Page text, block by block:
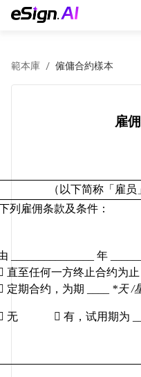
範本庫 / 僱傭合約樣本
雇
（以下简称「雇员
列雇佣条款及条件：
年
直至任何一方终止合约为止
定期合约，为期 *天 /
无  有，试用期为